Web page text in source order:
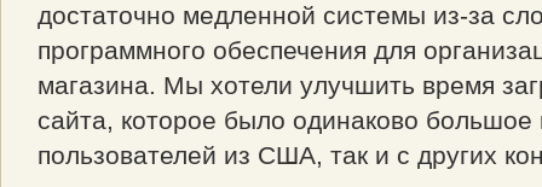
достаточно медленной системы из-за
программного обеспечения для
магазина. Мы хотели улучшить время
сайта, которое было одинаково большое
пользователей из США, так и с других